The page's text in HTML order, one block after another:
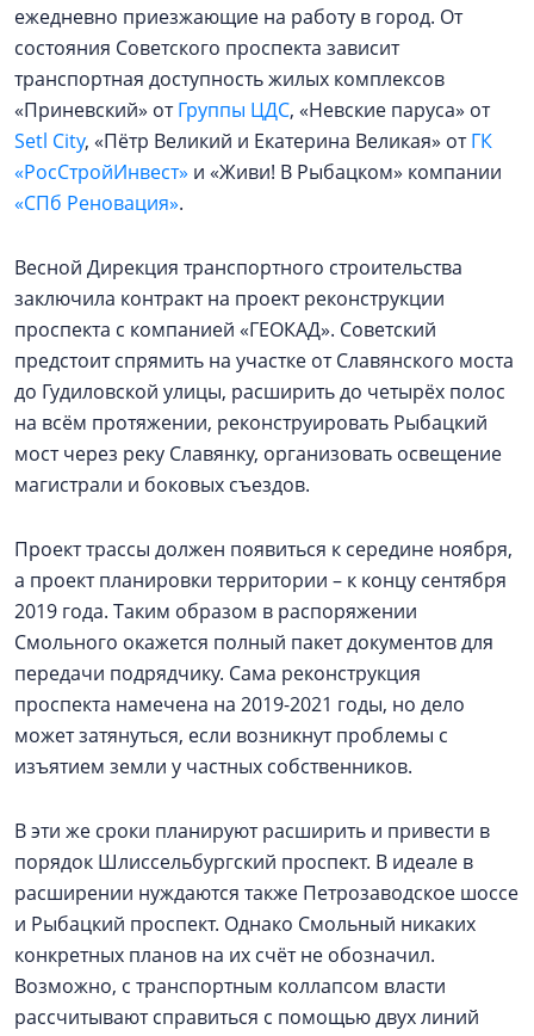
ежедневно приезжающие на работу в город. От
состояния Советского проспекта зависит
транспортная доступность жилых комплексов
«Приневский» отГруппы ЦДС, «Невские паруса» от
Setl City, «Пётр Великий и Екатерина Великая» отГК
«РосСтройИнвест» и «Живи! В Рыбацком» компании
«СПб Реновация».
Весной Дирекция транспортного строительства
заключила контракт на проект реконструкции
проспекта с компанией «ГЕОКАД». Советский
предстоит спрямить на участке от Славянского моста
до Гудиловской улицы, расширить до четырёх полос
на всём протяжении, реконструировать Рыбацкий
мост через реку Славянку, организовать освещение
магистрали и боковых съездов.
Проект трассы должен появиться к середине ноября,
а проект планировки территории – к концу сентября
2019 года. Таким образом в распоряжении
Смольного окажется полный пакет документов для
передачи подрядчику. Сама реконструкция
проспекта намечена на 2019-2021 годы, но дело
может затянуться, если возникнут проблемы с
изъятием земли у частных собственников.
В эти же сроки планируют расширить и привести в
порядок Шлиссельбургский проспект. В идеале в
расширении нуждаются также Петрозаводское шоссе
и Рыбацкий проспект. Однако Смольный никаких
конкретных планов на их счёт не обозначил.
Возможно, с транспортным коллапсом власти
рассчитывают справиться с помощью двух линий